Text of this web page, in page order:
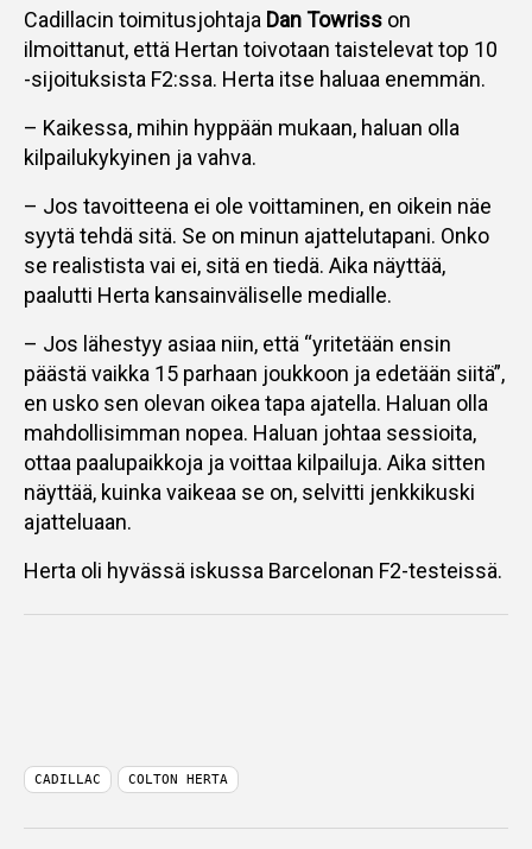
Cadillacin toimitusjohtaja Dan Towriss on
ilmoittanut, että Hertan toivotaan taistelevat top 10
-sijoituksista F2:ssa. Herta itse haluaa enemmän.
– Kaikessa, mihin hyppään mukaan, haluan olla
kilpailukykyinen ja vahva.
– Jos tavoitteena ei ole voittaminen, en oikein näe
syytä tehdä sitä. Se on minun ajattelutapani. Onko
se realistista vai ei, sitä en tiedä. Aika näyttää,
paalutti Herta kansainväliselle medialle.
– Jos lähestyy asiaa niin, että “yritetään ensin
päästä vaikka 15 parhaan joukkoon ja edetään siitä”,
en usko sen olevan oikea tapa ajatella. Haluan olla
mahdollisimman nopea. Haluan johtaa sessioita,
ottaa paalupaikkoja ja voittaa kilpailuja. Aika sitten
näyttää, kuinka vaikeaa se on, selvitti jenkkikuski
ajatteluaan.
Herta oli hyvässä iskussa Barcelonan F2-testeissä.
CADILLAC COLTON HERTA